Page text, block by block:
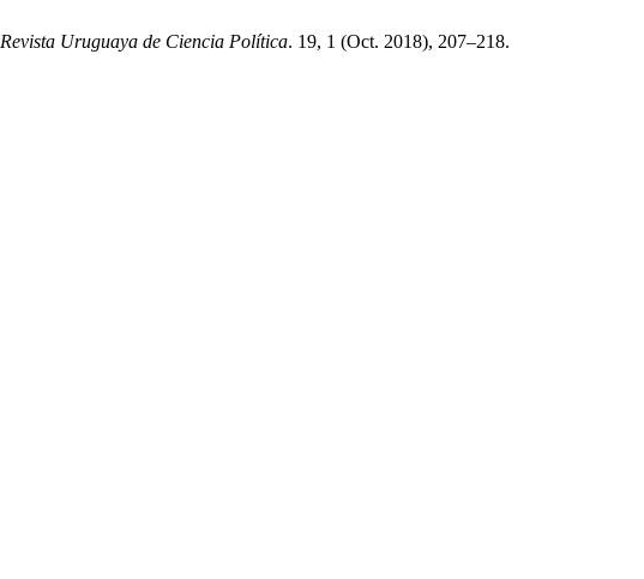
Revista Uruguaya de Ciencia Política. 19, 1 (Oct. 2018), 207–218.